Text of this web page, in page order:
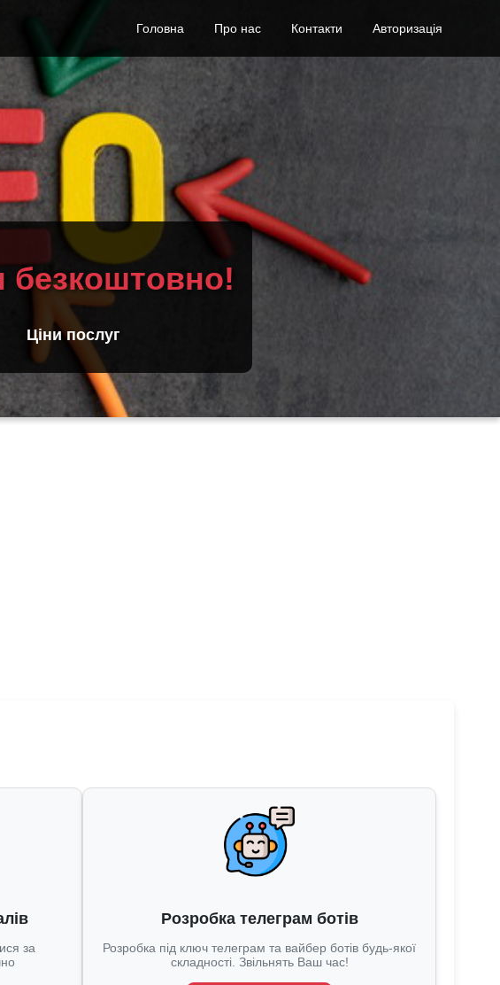
Головна Про нас Контакти Авторизація
безкоштовно!
Ціни послуг
за
Розробка телеграм ботів
Розробка під ключ телеграм та вайбер ботів будь-якої
складності. Звільнять Ваш час!